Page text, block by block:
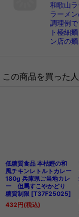
和歌山
ラーメ
調理例
ト極細
ン店の
この商品を買った
低糖質食品 本枯鰹の和
風チキンレトルトカレー
180g 兵庫県ご当地カレ
ー 但馬すこやかどり
糖質制限 [T37F25025]
432 円(税込)